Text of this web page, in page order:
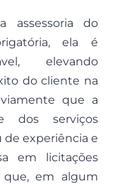
assessoria do
ela é
elevando
do cliente na
que a
dos serviços
experiência e
em licitações
que, em algum